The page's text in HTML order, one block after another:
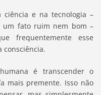
ciência e na tecnologia –
um fato ruim nem bom –
frequentemente esse
consciência.
é transcender o
mais premente. Isso não